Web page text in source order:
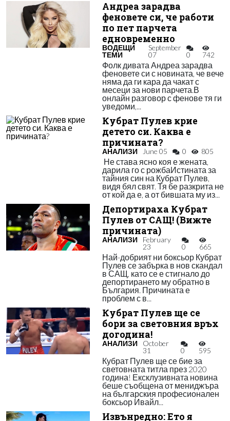
Андреа зарадва
феновете си, че работи
по пет парчета
едновременно
ВОДЕЩИ
ТЕМИ
September
07
0 742
Фолк дивата Андреа зарадва
феновете си с новината, че вече
няма да ги кара да чакат с
месеци за нови парчета.В
онлайн разговор с фенове тя ги
уведоми,...
Кубрат Пулев крие
детето си. Каква е
причината?
АНАЛИЗИ June 05 0 805
Не става ясно коя е жената,
дарила го с рожбаИстината за
тайния син на Кубрат Пулев,
видя бял свят. Тя бе разкрита не
от кой да е, а от бившата му из...
Депортираха Кубрат
Пулев от САЩ! (Вижте
причината)
АНАЛИЗИ
February
23
0 665
Най-добрият ни боксьор Кубрат
Пулев се забърка в нов скандал
в САЩ, като се е стигнало до
депортирането му обратно в
България. Причината е
проблем с в...
Кубрат Пулев ще се
бори за световния връх
догодина!
АНАЛИЗИ
October
31
0 595
Кубрат Пулев ще се бие за
световната титла през 2020
година! Ексклузивната новина
беше съобщена от мениджъра
на българския професионален
боксьор Ивайл...
Извънредно: Ето я